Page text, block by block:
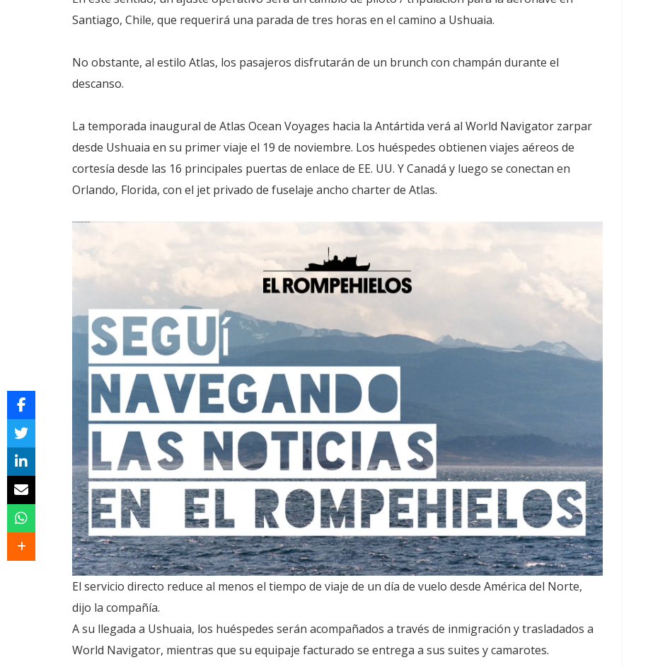
Santiago, Chile, que requerirá una parada de tres horas en el camino a Ushuaia.
No obstante, al estilo Atlas, los pasajeros disfrutarán de un brunch con champán durante el
descanso.
La temporada inaugural de Atlas Ocean Voyages hacia la Antártida verá al World Navigator zarpar
desde Ushuaia en su primer viaje el 19 de noviembre. Los huéspedes obtienen viajes aéreos de
cortesía desde las 16 principales puertas de enlace de EE. UU. Y Canadá y luego se conectan en
Orlando, Florida, con el jet privado de fuselaje ancho charter de Atlas.
El servicio directo reduce al menos el tiempo de viaje de un día de vuelo desde América del Norte,
dijo la compañía.
A su llegada a Ushuaia, los huéspedes serán acompañados a través de inmigración y trasladados a
World Navigator, mientras que su equipaje facturado se entrega a sus suites y camarotes.